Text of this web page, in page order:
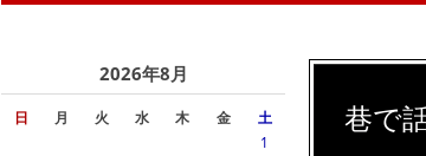
巷で
2026年8月
日 月 火 水 木 金 土
1